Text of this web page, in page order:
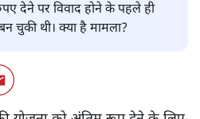
देने पर विवाद होने के पहले ही
चुकी थी। क्या है मामला?